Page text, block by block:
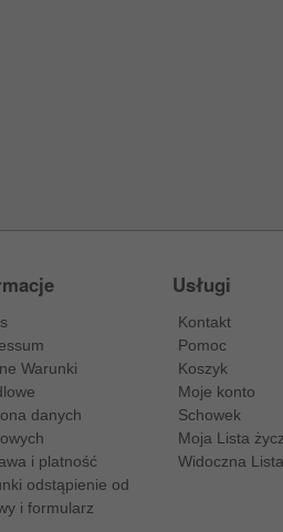
Warunki
danych
i platność
odstąpienie od
i formularz
Usługi
Kontakt
Pomoc
Koszyk
Moje konto
Schowek
Moja Lista
Widoczna